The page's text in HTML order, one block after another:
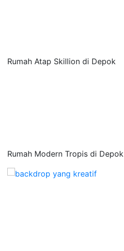
Rumah Atap Skillion di Depok
Rumah Modern Tropis di Depok